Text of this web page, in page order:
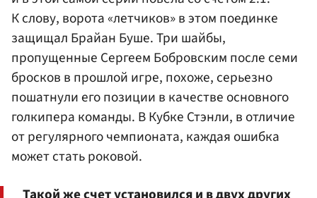
К слову, ворота «летчиков» в этом поединке
защищал Брайан Буше. Три шайбы,
пропущенные Сергеем Бобровским после семи
бросков в прошлой игре, похоже, серьезно
пошатнули его позиции в качестве основного
голкипера команды. В Кубке Стэнли, в отличие
от регулярного чемпионата, каждая ошибка
может стать роковой.